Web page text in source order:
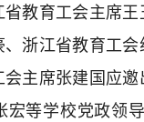
教育工会主席
浙江省教育工
主席张建国应
宏等学校党政领